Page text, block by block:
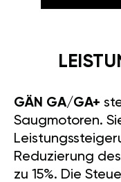
GÄN GA/GA+
Saugmotoren.
Reduzierung
zu 15%. Die